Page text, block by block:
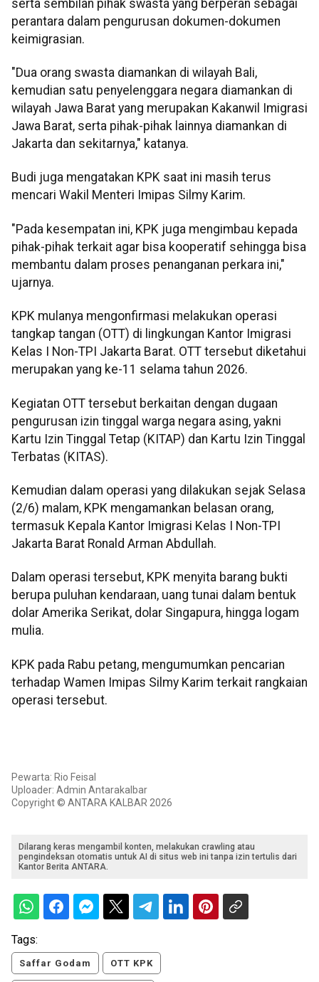
serta sembilan pihak swasta yang berperan sebagai
perantara dalam pengurusan dokumen-dokumen
keimigrasian.
"Dua orang swasta diamankan di wilayah Bali,
kemudian satu penyelenggara negara diamankan di
wilayah Jawa Barat yang merupakan Kakanwil Imigrasi
Jawa Barat, serta pihak-pihak lainnya diamankan di
Jakarta dan sekitarnya," katanya.
Budi juga mengatakan KPK saat ini masih terus
mencari Wakil Menteri Imipas Silmy Karim.
"Pada kesempatan ini, KPK juga mengimbau kepada
pihak-pihak terkait agar bisa kooperatif sehingga bisa
membantu dalam proses penanganan perkara ini,"
ujarnya.
KPK mulanya mengonfirmasi melakukan operasi
tangkap tangan (OTT) di lingkungan Kantor Imigrasi
Kelas I Non-TPI Jakarta Barat. OTT tersebut diketahui
merupakan yang ke-11 selama tahun 2026.
Kegiatan OTT tersebut berkaitan dengan dugaan
pengurusan izin tinggal warga negara asing, yakni
Kartu Izin Tinggal Tetap (KITAP) dan Kartu Izin Tinggal
Terbatas (KITAS).
Kemudian dalam operasi yang dilakukan sejak Selasa
(2/6) malam, KPK mengamankan belasan orang,
termasuk Kepala Kantor Imigrasi Kelas I Non-TPI
Jakarta Barat Ronald Arman Abdullah.
Dalam operasi tersebut, KPK menyita barang bukti
berupa puluhan kendaraan, uang tunai dalam bentuk
dolar Amerika Serikat, dolar Singapura, hingga logam
mulia.
KPK pada Rabu petang, mengumumkan pencarian
terhadap Wamen Imipas Silmy Karim terkait rangkaian
operasi tersebut.
Pewarta: Rio Feisal
Uploader: Admin Antarakalbar
Copyright © ANTARA KALBAR 2026
Dilarang keras mengambil konten, melakukan crawling atau
pengindeksan otomatis untuk AI di situs web ini tanpa izin tertulis dari
Kantor Berita ANTARA.
Tags:
Saffar Godam OTT KPK